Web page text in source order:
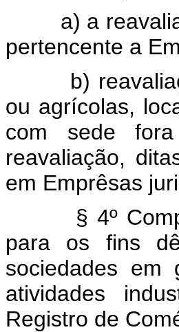
a) a
pertencente a
b)
ou agrícolas,
com sede
reavaliação,
em Emprêsas
§ 4º
para os fins
sociedades em
atividades
Registro de